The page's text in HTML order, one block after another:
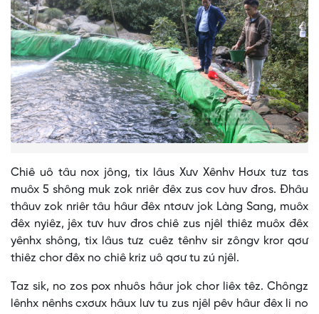
Chiê uô tâu nox jông, tix lâus Xưv Xênhv Hơưx tưz tas
muôx 5 shông muk zok nriêr đêx zus cov huv đros. Đhâu
thâuv zok nriêr tâu hâur đêx ntơưv jok Làng Sang, muôx
đêx nyiêz, jêx tưv huv đros chiê zus njêl thiêz muôx đêx
yênhx shông, tix lâus tưz cuêz tênhv sir zôngv kror qơư
thiêz chor đêx no chiê kriz uô qơư tu zú njêl.
Taz sik, no zos pox nhuôs hâur jok chor liêx têz. Chôngz
lênhx nênhs cxơưx hâux lưv tu zus njêl pêv hâur đêx li no